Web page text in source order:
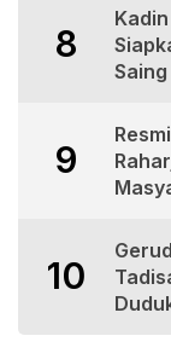
8
Saing
9
10